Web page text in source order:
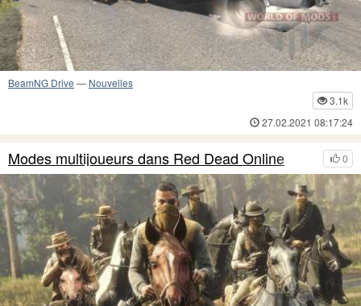
BeamNG Drive — Nouvelles
3.1k
27.02.2021 08:17:24
0
Modes multijoueurs dans Red Dead Online